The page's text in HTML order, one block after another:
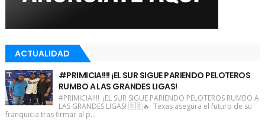
ACTUALIDAD
#PRIMICIA!!!! ¡EL SUR SIGUE PARIENDO PELOTEROS
RUMBO A LAS GRANDES LIGAS!
#PRIMICIA!!!! ¡EL SUR SIGUE PARIENDO PELOTEROS RUMBO A
LAS GRANDES LIGAS! 🇩🇴🔥 Texas asegura el futuro de su
franquicia tras firmar al p...